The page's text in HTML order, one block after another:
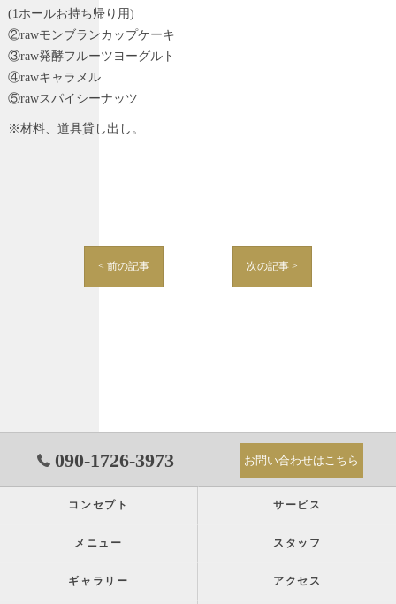
(1ホールお持ち帰り用)
②rawモンブランカップケーキ
③raw発酵フルーツヨーグルト
④rawキャラメル
⑤rawスパイシーナッツ
※材料、道具貸し出し。
< 前の記事 次の記事 >
090-1726-3973 お問い合わせはこちら
コンセプト サービス
メニュー スタッフ
ギャラリー アクセス